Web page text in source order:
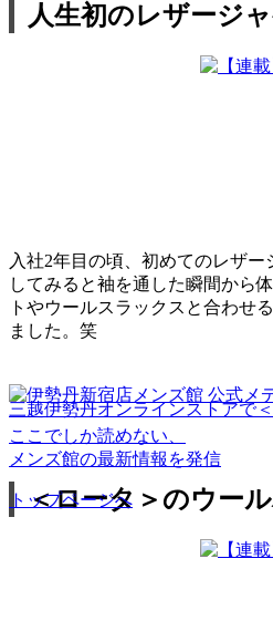
人生初のレザージ
入社2年目の頃、初めてのレザ
してみると袖を通した瞬間から
トやウールスラックスと合わせ
ました。笑
三越伊勢丹オンラインストアで
＜ロータ＞のウー
ここでしか読めない、
メンズ館の最新情報を発信
トップページへ